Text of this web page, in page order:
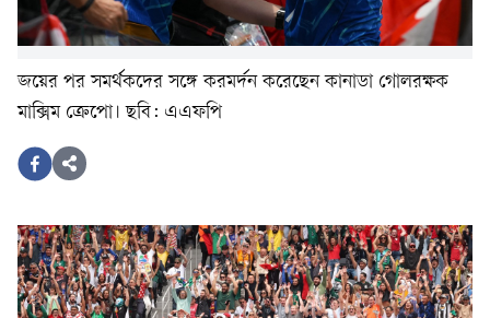
জয়ের পর সমর্থকদের সঙ্গে করমর্দন করেছেন কানাডা গোলরক্ষক
মাক্সিম ক্রেপো। ছবি: এএফপি